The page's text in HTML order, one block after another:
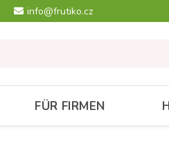
info@frutiko.cz
FÜR FIRMEN